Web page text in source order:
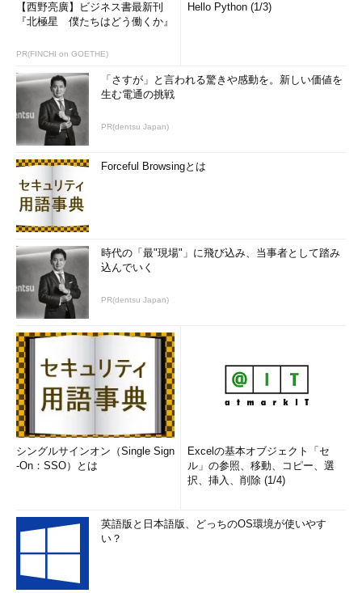
【西野亮廣】ビジネス書最新刊
『北極星 僕たちはどう働くか』
PR(FINCHI on GOETHE)
Hello Python (1/3)
「さすが」と言われる驚きや感動を。新しい価値を
生む電通の挑戦
PR(dentsu Japan)
Forceful Browsingとは
時代の「最"現場"」に飛び込み、当事者として踏み
込んでいく
PR(dentsu Japan)
シングルサインオン（Single Sign
-On：SSO）とは
Excelの基本オブジェクト「セ
ル」の参照、移動、コピー、選
択、挿入、削除 (1/4)
英語版と日本語版、どっちのOS環境が使いやす
い？